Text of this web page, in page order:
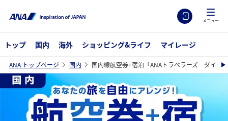
メニュー
トップ 国内 海外 ショッピング&ライフ マイレージ
ANA トップページ 国内 国内線航空券+宿泊「ANAトラベラーズ ダイナ